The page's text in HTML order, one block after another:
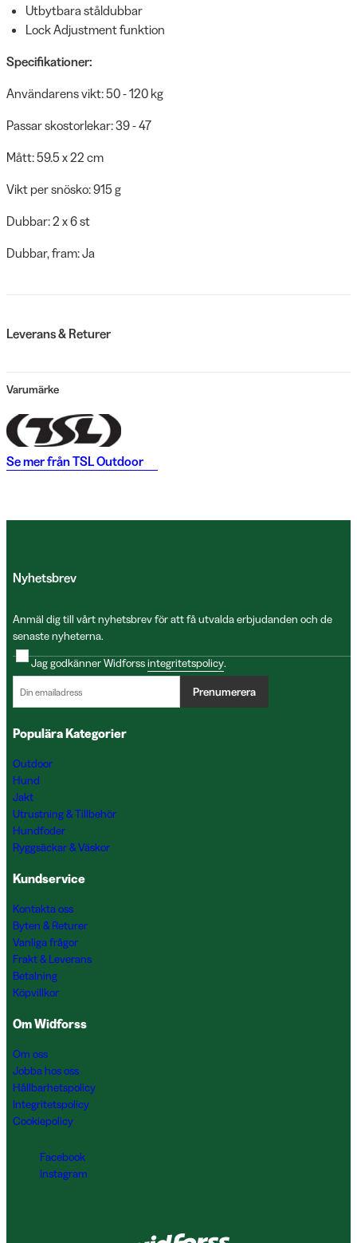
Utbytbara ståldubbar
Lock Adjustment funktion
Specifikationer:
Användarens vikt: 50 - 120 kg
Passar skostorlekar: 39 - 47
Mått: 59.5 x 22 cm
Vikt per snösko: 915 g
Dubbar: 2 x 6 st
Dubbar, fram: Ja
Leverans & Returer
Varumärke
Se mer frånTSL Outdoor
Nyhetsbrev
Anmäl dig till vårt nyhetsbrev för att få utvalda erbjudanden och de
senaste nyheterna.
Jag godkänner Widforssintegritetspolicy.
Prenumerera
Populära Kategorier
Outdoor
Hund
Jakt
Utrustning & Tillbehör
Hundfoder
Ryggsäckar & Väskor
Kundservice
Kontakta oss
Byten & Returer
Vanliga frågor
Frakt & Leverans
Betalning
Köpvillkor
Om Widforss
Om oss
Jobba hos oss
Hållbarhetspolicy
Integritetspolicy
Cookiepolicy
Facebook
Instagram